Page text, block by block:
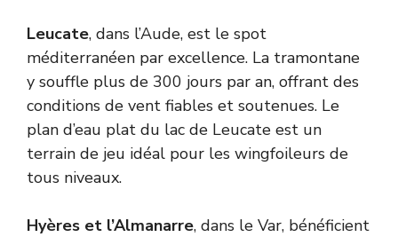
Leucate, dans l’Aude, est le spot
méditerranéen par excellence. La tramontane
y souffle plus de 300 jours par an, offrant des
conditions de vent fiables et soutenues. Le
plan d’eau plat du lac de Leucate est un
terrain de jeu idéal pour les wingfoileurs de
tous niveaux.
Hyères et l’Almanarre, dans le Var, bénéficient